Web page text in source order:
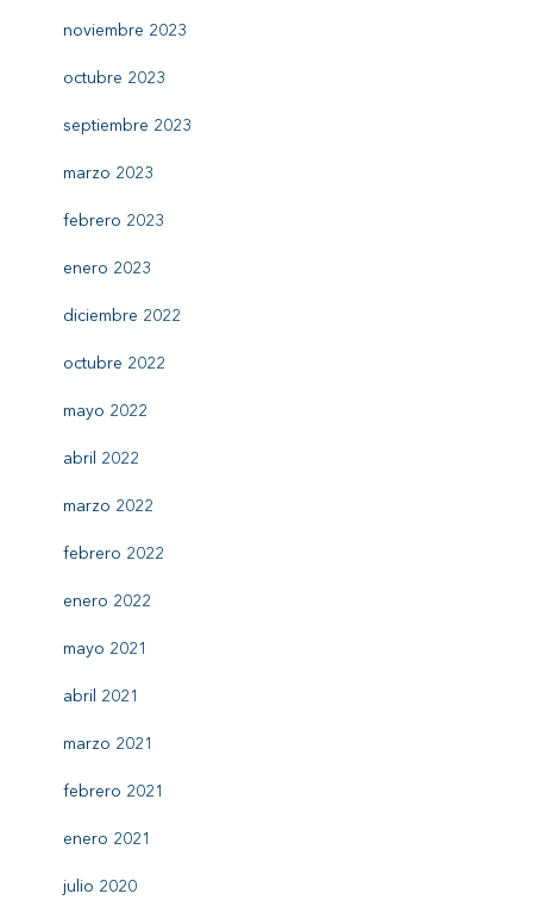
noviembre 2023
octubre 2023
septiembre 2023
marzo 2023
febrero 2023
enero 2023
diciembre 2022
octubre 2022
mayo 2022
abril 2022
marzo 2022
febrero 2022
enero 2022
mayo 2021
abril 2021
marzo 2021
febrero 2021
enero 2021
julio 2020